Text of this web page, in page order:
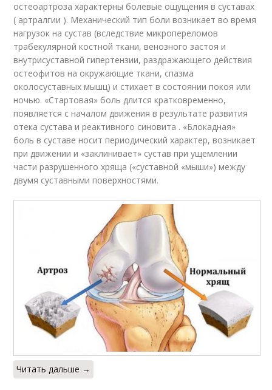
остеоартроза характерны болевые ощущения в суставах
( артралгии ). Механический тип боли возникает во время
нагрузок на сустав (вследствие микропереломов
трабекулярной костной ткани, венозного застоя и
внутрисуставной гипертензии, раздражающего действия
остеофитов на окружающие ткани, спазма
околосуставных мышц) и стихает в состоянии покоя или
ночью. «Стартовая» боль длится кратковременно,
появляется с началом движения в результате развития
отека сустава и реактивного синовита . «Блокадная»
боль в суставе носит периодический характер, возникает
при движении и «заклинивает» сустав при ущемлении
части разрушенного хряща («суставной «мыши») между
двумя суставными поверхностями.
Читать дальше →